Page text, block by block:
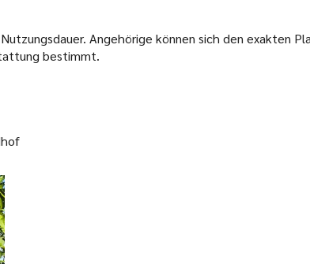
Angehörige können sich den exakten
bestimmt.